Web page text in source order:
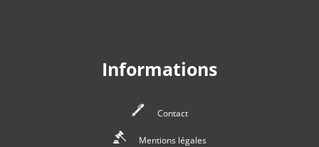
Informations
Contact
Mentions légales